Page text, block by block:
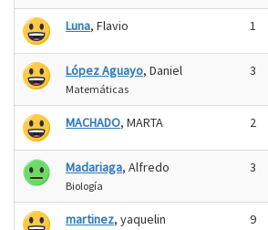
Luna, Flavio 1
López Aguayo, Daniel
Matemáticas
3
MACHADO, MARTA 2
Madariaga, Alfredo
Biología
3
martinez, yaquelin 9